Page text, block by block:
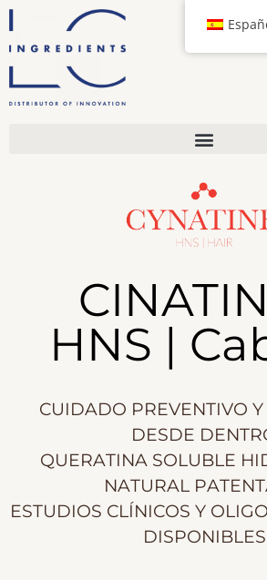
HNS |
CUIDADO PREVENTIVO
DESDE
QUERATINA SOLUBLE
NATURAL
ESTUDIOS CLÍNICOS Y
DISPONIBLES